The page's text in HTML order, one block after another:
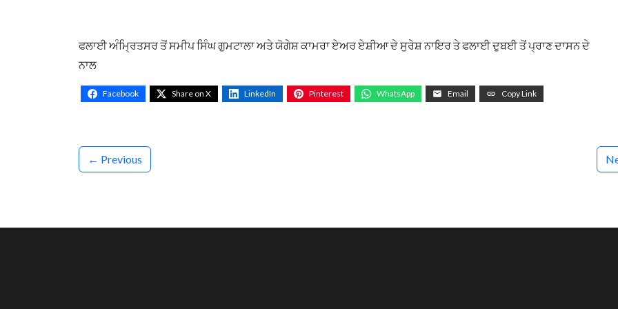
ਫਲਾਈ ਅੰਮ੍ਰਿਤਸਰ ਤੋਂ ਸਮੀਪ ਸਿੰਘ ਗੁਮਟਾਲਾ ਅਤੇ ਯੋਗੇਸ਼ ਕਾਮਰਾ ਏਅਰ ਏਸ਼ੀਆ ਦੇ ਸੁਰੇਸ਼ ਨਾਇਰ ਤੇ ਫਲਾਈ ਦੁਬਈ ਤੋਂ ਪ੍ਰਾਣ ਦਾਸਨ ਦੇ
ਨਾਲ
Facebook Share on X LinkedIn Pinterest WhatsApp Email Copy Link
← Previous